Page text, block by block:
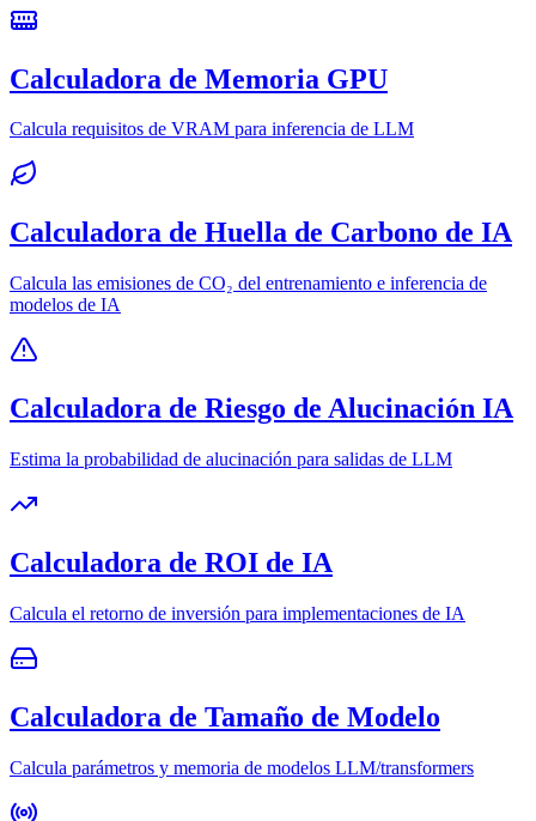
Calculadora de Memoria GPU
Calcula requisitos de VRAM para inferencia de LLM
Calculadora de Huella de Carbono de IA
Calcula las emisiones de CO₂ del entrenamiento e inferencia de
modelos de IA
Calculadora de Riesgo de Alucinación IA
Estima la probabilidad de alucinación para salidas de LLM
Calculadora de ROI de IA
Calcula el retorno de inversión para implementaciones de IA
Calculadora de Tamaño de Modelo
Calcula parámetros y memoria de modelos LLM/transformers